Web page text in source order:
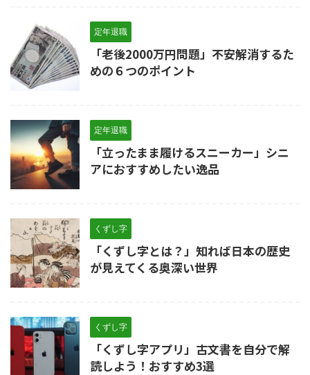
定年退職
「老後2000万円問題」不安解消するた
めの６つのポイント
定年退職
「立ったまま履けるスニーカー」シニ
アにおすすめしたい逸品
くずし字
「くずし字とは？」知れば日本の歴史
が見えてくる奥深い世界
くずし字
「くずし字アプリ」古文書を自分で解
読しよう！おすすめ3選